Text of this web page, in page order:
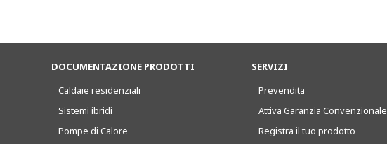
DOCUMENTAZIONE PRODOTTI
Caldaie residenziali
Sistemi ibridi
Pompe di Calore
SERVIZI
Prevendita
Attiva Garanzia Convenzionale
Registra il tuo prodotto